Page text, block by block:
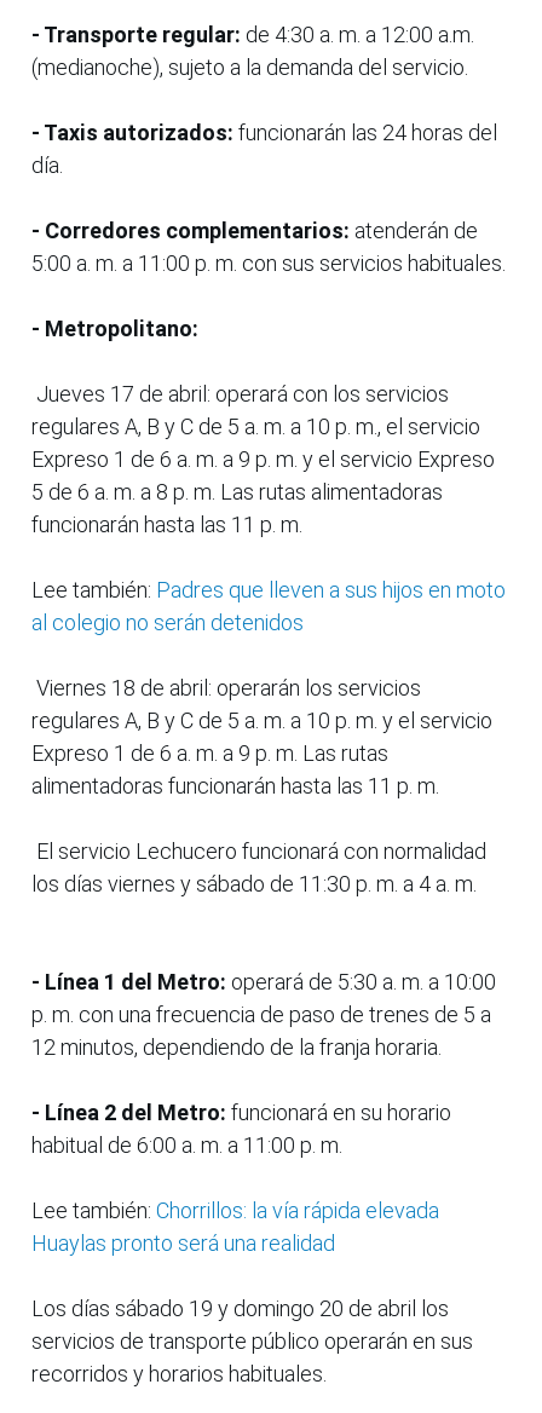
- Transporte regular: de 4:30 a. m. a 12:00 a.m.
(medianoche), sujeto a la demanda del servicio.
- Taxis autorizados: funcionarán las 24 horas del
día.
- Corredores complementarios: atenderán de
5:00 a. m. a 11:00 p. m. con sus servicios habituales.
- Metropolitano:
Jueves 17 de abril: operará con los servicios
regulares A, B y C de 5 a. m. a 10 p. m., el servicio
Expreso 1 de 6 a. m. a 9 p. m. y el servicio Expreso
5 de 6 a. m. a 8 p. m. Las rutas alimentadoras
funcionarán hasta las 11 p. m.
Lee también: Padres que lleven a sus hijos en moto
al colegio no serán detenidos
Viernes 18 de abril: operarán los servicios
regulares A, B y C de 5 a. m. a 10 p. m. y el servicio
Expreso 1 de 6 a. m. a 9 p. m. Las rutas
alimentadoras funcionarán hasta las 11 p. m.
El servicio Lechucero funcionará con normalidad
los días viernes y sábado de 11:30 p. m. a 4 a. m.
- Línea 1 del Metro: operará de 5:30 a. m. a 10:00
p. m. con una frecuencia de paso de trenes de 5 a
12 minutos, dependiendo de la franja horaria.
- Línea 2 del Metro: funcionará en su horario
habitual de 6:00 a. m. a 11:00 p. m.
Lee también: Chorrillos: la vía rápida elevada
Huaylas pronto será una realidad
Los días sábado 19 y domingo 20 de abril los
servicios de transporte público operarán en sus
recorridos y horarios habituales.